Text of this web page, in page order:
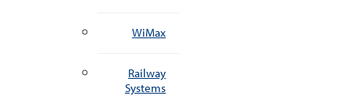
WiMax
Railway
Systems